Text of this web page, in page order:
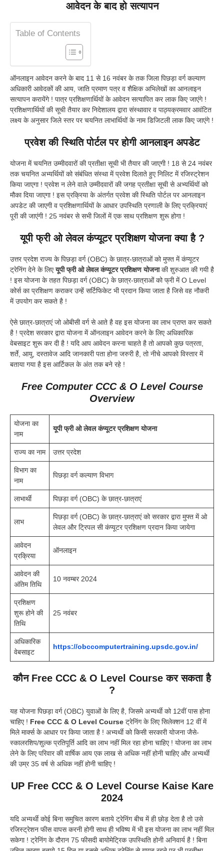
आवेदन के बाद हो सत्यापन
Table of Contents
ऑनलाइन आवेदन करने के बाद 11 से 16 नवंबर के तक जिला पिछड़ा वर्ग कल्याण
अधिकारी आवेदकों की आय, जाति प्रमाण पत्र व शैक्षिक अभिलेखों का आनलाइन
सत्यापन करायेंगे ! पात्र प्रशिक्षणार्थियों के आवेदन सत्यापित कर लाक किए जाएंगे !
प्रशिक्षणार्थियों की सूची तैयार कर निदेशालय द्वारा संस्थावार व पाठ्यक्रमवार आवंटित
लक्ष्य के अनुसार जिले स्तर पर चयनित लाभार्थियों के नाम डिजिटली लाक किए जाएंगे !
प्रवेश की स्थिति पोर्टल पर होगी आनलाइन अपडेट
योजना में चयनित उम्मीदवारों की प्रतीक्षा सूची भी तैयार की जाएगी ! 18 से 24 नवंबर
तक चयनित अभ्यर्थियों को संबंधित संस्था में प्रवेश दिलाते हुए निलिट में रजिस्ट्रेशन
किया जाएगा ! प्रवेश न लेने वाले उम्मीदवारों की जगह प्रतीक्षा सूची से अभ्यर्थियों को
मौका दिया जाएगा ! इस प्रक्रिया के अंतर्गत प्रवेश की स्थिति पोर्टल पर आनलाइन
अपडेट की जाएगी व प्रशिक्षणार्थियों के आधार उपस्थिति प्रणाली के लिए प्रक्रियाएं
पूरी की जाएंगी ! 25 नवंबर से सभी जिलों में एक साथ प्रशिक्षण शुरू होगा !
यूपी फ्री ओ लेवल कंप्यूटर प्रशिक्षण योजना क्या है ?
उत्तर प्रदेश राज्य के पिछड़ा वर्ग (OBC) के छात्र-छात्राओं को मुफ्त में कंप्यूटर
ट्रेनिंग देने के लिएयूपी फ्री ओ लेवल कंप्यूटर प्रशिक्षण योजनाकी शुरुआत की गयी है
! इस योजना के तहत पिछड़ा वर्ग (OBC) के छात्र-छात्राओं को फ्री में O Level
कोर्स का प्रशिक्षण कराकर उन्हें सर्टिफिकेट भी प्रदान किया जाता है जिसे वह नौकरी
में उपयोग कर सकते है !
ऐसे छात्र-छात्राएं जो ओबीसी वर्ग से आते है वह इस योजना का लाभ प्राप्त कर सकते
है ! प्रदेश सरकार द्वारा योजना में ऑनलाइन आवेदन करने के लिए अधिकारिक
वेबसाइट शुरू कर दी है ! यदि आप आवेदन करना चाहते है तो आपको कुछ पत्रता,
शर्ते, आयु, दस्तावेज आदि जानकारी पता होना जरुरी है, तो नीचे आपको विस्तार में
बताया गया है इस आर्टिकल के अंत तक बने रहे !
Free Computer CCC & O Level Course
Overview
योजना का
नाम
यूपी फ्री ओ लेवल कंप्यूटर प्रशिक्षण योजना
राज्य का नाम उत्तर प्रदेश
विभाग का
नाम
पिछड़ा वर्ग कल्याण विभाग
लाभार्थी पिछड़ा वर्ग (OBC) के छात्र-छात्राएं
लाभ
पिछड़ा वर्ग (OBC) के छात्र-छात्राएं को सरकार द्वारा मुफ्त में ओ
लेवल और ट्रिपल सी कंप्यूटर प्रशिक्षण प्रदान किया जायेगा
आवेदन
प्रक्रिया
ऑनलाइन
आवेदन की
अंतिम तिथि
10 नवम्बर 2024
प्रशिक्षण
शुरू होने की
तिथि
25 नवंबर
अधिकारिक
वेबसाइट
https://obccomputertraining.upsdc.gov.in/
कौन Free CCC & O Level Course कर सकता है
?
यह योजना पिछड़ा वर्ग (OBC) युवाओं के लिए है, जिसमे अभ्यर्थी को 12वीं पास होना
चाहिए ! Free CCC & O Level Course ट्रेनिंग के लिए सिलेक्शन 12 वीं में
मिले मार्क्स के आधार पर किया जाता है ! अभ्यर्थी को किसी सरकारी योजना जैसे-
स्कालरशिप/शुल्क प्रतिपूर्ति आदि का लाभ नहीं मिल रहा होना चाहिए ! योजना का लाभ
लेने के लिए परिवार की वार्षिक आय एक लाख से अधिक नहीं होनी चाहिए और अभ्यर्थी
की उम्र 35 वर्ष से अधिक नहीं होनी चाहिए !
UP Free CCC & O Level Course Kaise Kare
2024
यदि अभ्यर्थी कोई बिना समुचित कारण बताये ट्रेनिंग बीच में ही छोड़ देता है तो उसे
रजिस्ट्रेशन फीस वापस करनी होगी साथ ही भविष्य में भी इस योजना का लाभ नहीं मिल
सकेगा ! ट्रेनिंग के दौरान 75 फीसदी बायोमेट्रिक उपस्थिति होनी अनिवार्य है ! बिना